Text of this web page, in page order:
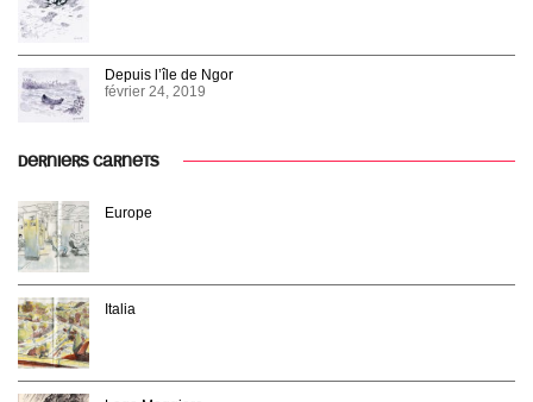
Depuis l’île de Ngor
février 24, 2019
DERNIERS CARNETS
Europe
Italia